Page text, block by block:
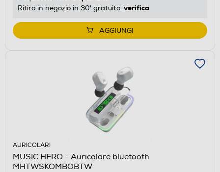
Ritiro in negozio in 30' gratuito: verifica
AGGIUNGI
AURICOLARI
MUSIC HERO - Auricolare bluetooth
MHTWSKOMBOBTW